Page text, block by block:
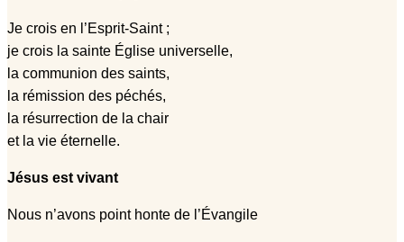
Je crois en l’Esprit-Saint ;
je crois la sainte Église universelle,
la communion des saints,
la rémission des péchés,
la résurrection de la chair
et la vie éternelle.
Jésus est vivant
Nous n’avons point honte de l’Évangile